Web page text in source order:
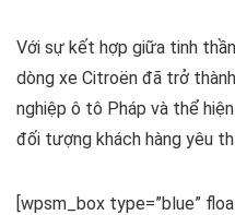
Với sự kết hợp giữa tinh
dòng xe Citroën đã trở
nghiệp ô tô Pháp và thể
đối tượng khách hàng yêu
[wpsm_box type=”blue”